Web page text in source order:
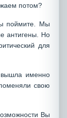
потом?
поймите. Мы
антигены. Но
для
именно
свою
Вы